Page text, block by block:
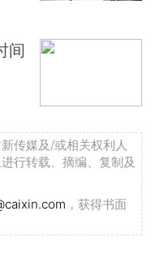
间
传媒及/或相关权利人
行转载、摘编、复制及
，获得书面